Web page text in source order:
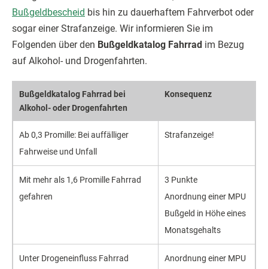
Bußgeldbescheid bis hin zu dauerhaftem Fahrverbot oder
sogar einer Strafanzeige. Wir informieren Sie im
Folgenden über den Bußgeldkatalog Fahrrad im Bezug
auf Alkohol- und Drogenfahrten.
Bußgeldkatalog Fahrrad bei
Alkohol- oder Drogenfahrten
Konsequenz
Ab 0,3 Promille: Bei auffälliger
Fahrweise und Unfall
Strafanzeige!
Mit mehr als 1,6 Promille Fahrrad
gefahren
3 Punkte
Anordnung einer MPU
Bußgeld in Höhe eines
Monatsgehalts
Unter Drogeneinfluss Fahrrad
Anordnung einer MPU